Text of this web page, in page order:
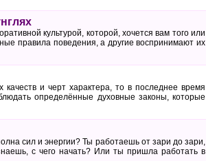
культурой, которой, хочется вам того или
правила поведения, а другие воспринимают их
и черт характера, то в последнее время
определённые духовные законы, которые
сил и энергии? Ты работаешь от зари до зари,
с чего начать? Или ты пришла работать в